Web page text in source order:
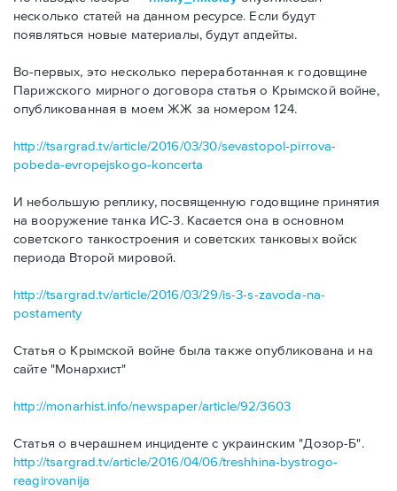
несколько статей на данном ресурсе. Если будут
появляться новые материалы, будут апдейты.
Во-первых, это несколько переработанная к годовщине
Парижского мирного договора статья о Крымской войне,
опубликованная в моем ЖЖ за номером 124.
http://tsargrad.tv/article/2016/03/30/sevastopol-pirrova-
pobeda-evropejskogo-koncerta
И небольшую реплику, посвященную годовщине принятия
на вооружение танка ИС-3. Касается она в основном
советского танкостроения и советских танковых войск
периода Второй мировой.
http://tsargrad.tv/article/2016/03/29/is-3-s-zavoda-na-
postamenty
Статья о Крымской войне была также опубликована и на
сайте "Монархист"
http://monarhist.info/newspaper/article/92/3603
Статья о вчерашнем инциденте с украинским "Дозор-Б".
http://tsargrad.tv/article/2016/04/06/treshhina-bystrogo-
reagirovanija